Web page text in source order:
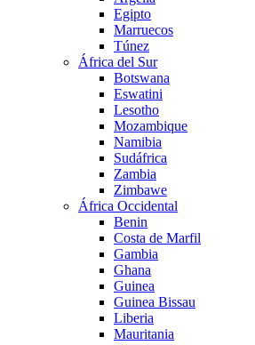
Egipto
Marruecos
Túnez
África del Sur
Botswana
Eswatini
Lesotho
Mozambique
Namibia
Sudáfrica
Zambia
Zimbawe
África Occidental
Benin
Costa de Marfil
Gambia
Ghana
Guinea
Guinea Bissau
Liberia
Mauritania